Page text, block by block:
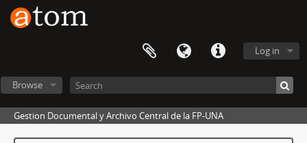
Log in
Browse
Gestion Documental y Archivo Central de la FP-UNA